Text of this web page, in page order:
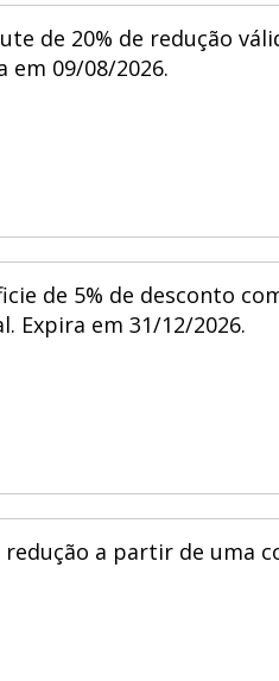
de 20% de redução
em 09/08/2026.
de 5% de desconto
Expira em 31/12/2026.
redução a partir de uma